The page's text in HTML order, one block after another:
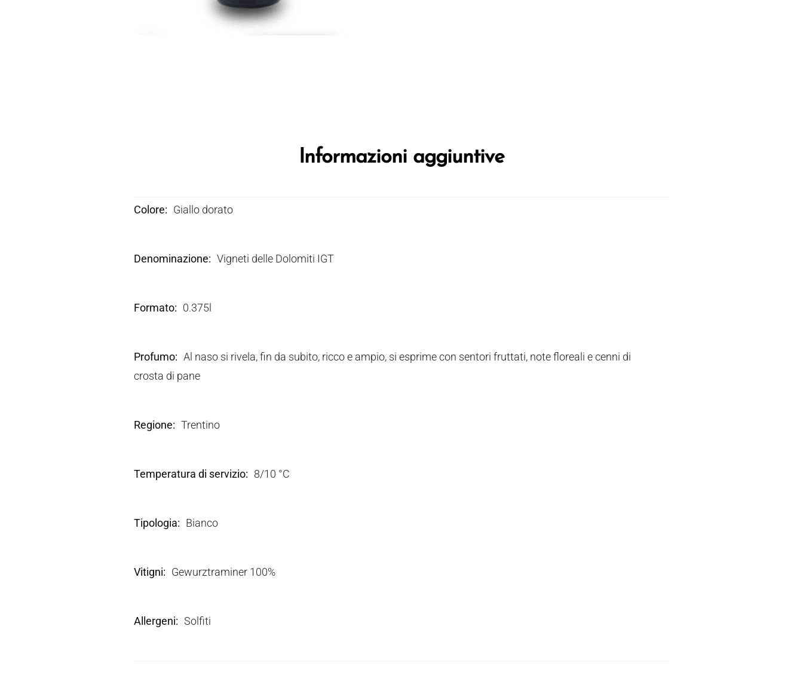
Informazioni aggiuntive
Colore Giallo dorato
Denominazione Vigneti delle Dolomiti IGT
Formato 0.375l
Profumo
Al naso si rivela, fin da subito, ricco e ampio, si esprime con sentori fruttati, note floreali e cenni di
crosta di pane
Regione Trentino
Temperatura di servizio 8/10 °C
Tipologia Bianco
Vitigni Gewurztraminer 100%
Allergeni Solfiti